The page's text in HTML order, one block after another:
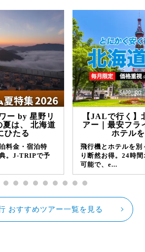
ー by 星野リ
は、 北海道
ひたる
料金・宿泊特
。J-TRIPで予
【JALで行く】
アー｜最安フラ
ホテル
飛行機とホテルを別
り断然お得。24時
可能で、e...
おすすめツアー一覧を見る